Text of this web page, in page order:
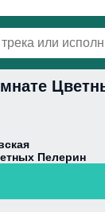
Пелерин